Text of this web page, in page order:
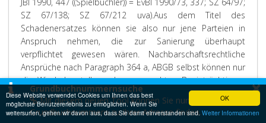
OK
Diese Website verwendet Cookies um Ihnen das best
möglichste Benutzererlebnis zu ermöglichen. Wenn Sie
weitersurfen, gehen wir davon aus, dass Sie damit einverstanden sind.Weiter Informationen
SZ 67/138; SZ 67/212 uva).Aus dem Titel des
Schadenersatzes können sie also nur jene Parteien in
Anspruch nehmen, die zur Sanierung überhaupt
verpflichtet gewesen wären. Nachbarschaftsrechtliche
Ansprüche nach Paragraph 364 a, ABGB selbst können nur
die Wiederherstellung der verursachten Beeinträchtigung
umfassen vergleiche zum Vorrang der Naturalrestitution
Spielbüchler in Rummel aaO Paragraph 364 a, Rz 9;
Oberhammer in Schwimann aaO Paragraph 364 a, Rz 5),
×
Grundbuchnummernsuche
Mit diesem neuen Tool können Sie nun
Grundbuchnummern zu Ihrer Adresse finden.